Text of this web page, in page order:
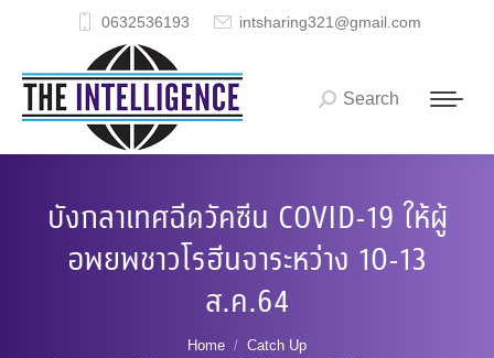
0632536193 intsharing321@gmail.com
Search:
Search
บังกลาเทศฉีดวัคซีน COVID-19 ให้ผู้
อพยพชาวโรฮีนจาระหว่าง 10-13
ส.ค.64
Home
Catch Up